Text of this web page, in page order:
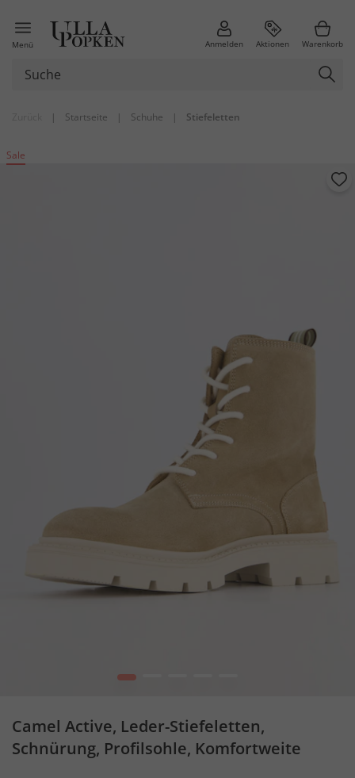
Menü Anmelden Aktionen Warenkorb
| Startseite | Schuhe | Stiefeletten
Sale
1
Camel Active, Leder-Stiefeletten,
Schnürung, Profilsohle, Komfortweite